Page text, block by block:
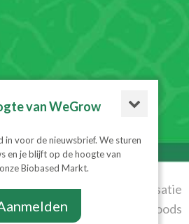
nieuwsbrief
© 2026
|Algemene
Realisatie
Diesignloods
van WeGrow
in voor de nieuwsbrief. We sturen
en je blijft op de hoogte van
Biobased Markt.